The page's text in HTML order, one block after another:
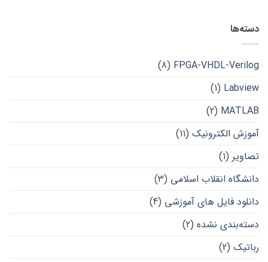
دسته‌ها
FPGA-VHDL-Verilog
(8)
Labview
(1)
MATLAB
(2)
آموزش الکترونیک (11)
تصاویر (1)
دانشگاه انقلاب اسلامی (3)
دانلود فایل های آموزشی (4)
دسته‌بندی نشده (2)
رباتیک (2)